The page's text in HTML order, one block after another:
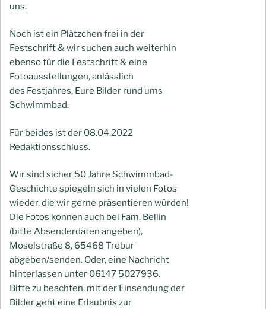
uns.
Noch ist ein Plätzchen frei in der
Festschrift & wir suchen auch weiterhin
ebenso für die Festschrift & eine
Fotoausstellungen, anlässlich
des Festjahres, Eure Bilder rund ums
Schwimmbad.
Für beides ist der 08.04.2022
Redaktionsschluss.
Wir sind sicher 50 Jahre Schwimmbad-
Geschichte spiegeln sich in vielen Fotos
wieder, die wir gerne präsentieren würden!
Die Fotos können auch bei Fam. Bellin
(bitte Absenderdaten angeben),
Moselstraße 8, 65468 Trebur
abgeben/senden. Oder, eine Nachricht
hinterlassen unter 06147 5027936.
Bitte zu beachten, mit der Einsendung der
Bilder geht eine Erlaubnis zur